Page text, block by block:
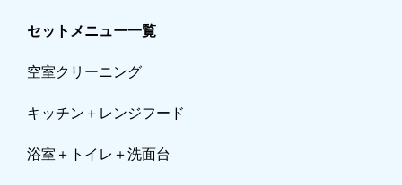
セットメニュー一覧
空室クリーニング
キッチン＋レンジフード
浴室＋トイレ＋洗面台